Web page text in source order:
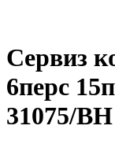
Сервиз
6перс
31075/BH